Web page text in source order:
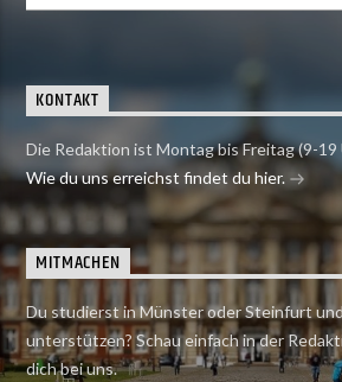
KONTAKT
Die Redaktion ist Montag bis Freitag (9-
Wie du uns erreichst findet du hier.
MITMACHEN
Du studierst in Münster oder Steinfurt
unterstützen? Schau einfach in der
dich bei uns.